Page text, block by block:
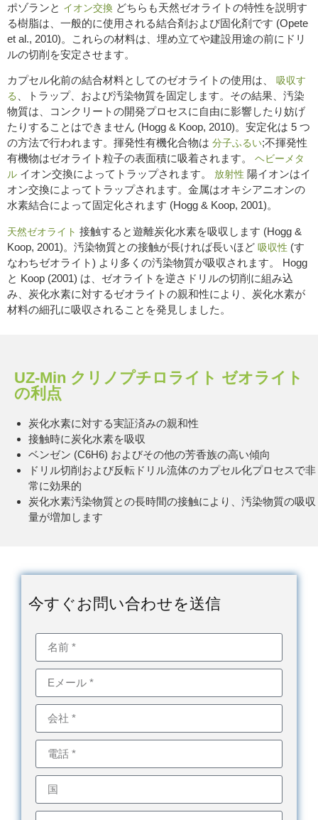
ポゾランと イオン交換 どちらも天然ゼオライトの特性を説明す
る樹脂は、一般的に使用される結合剤および固化剤です (Opete
et al., 2010)。これらの材料は、埋め立てや建設用途の前にドリ
ルの切削を安定させます。
カプセル化前の結合材料としてのゼオライトの使用は、 吸収す
る
、トラップ、および汚染物質を固定します。その結果、汚染
物質は、コンクリートの開発プロセスに自由に影響したり妨げ
たりすることはできません (Hogg & Koop, 2010)。安定化は 5 つ
の方法で行われます。揮発性有機化合物は 分子ふるい;不揮発性
有機物はゼオライト粒子の表面積に吸着されます。 ヘビーメタ
ル イオン交換によってトラップされます。 放射性 陽イオンはイ
オン交換によってトラップされます。金属はオキシアニオンの
水素結合によって固定化されます (Hogg & Koop, 2001)。
天然ゼオライト 接触すると遊離炭化水素を吸収します (Hogg &
Koop, 2001)。汚染物質との接触が長ければ長いほど 吸収性 (す
なわちゼオライト) より多くの汚染物質が吸収されます。 Hogg
と Koop (2001) は、ゼオライトを逆さドリルの切削に組み込
み、炭化水素に対するゼオライトの親和性により、炭化水素が
材料の細孔に吸収されることを発見しました。
UZ-Min クリノプチロライト ゼオライト
の利点
炭化水素に対する実証済みの親和性
接触時に炭化水素を吸収
ベンゼン (C6H6) およびその他の芳香族の高い傾向
ドリル切削および反転ドリル流体のカプセル化プロセスで非
常に効果的
炭化水素汚染物質との長時間の接触により、汚染物質の吸収
量が増加します
今すぐお問い合わせを送信